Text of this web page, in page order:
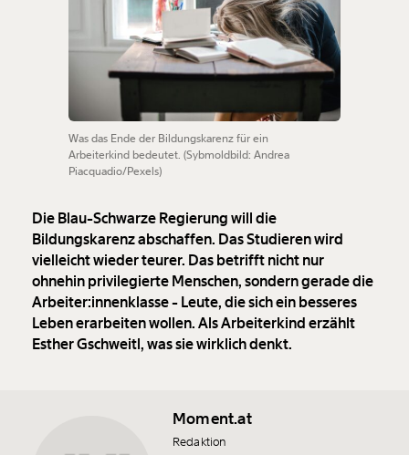
Was das Ende der Bildungskarenz für ein
Arbeiterkind bedeutet. (Sybmoldbild: Andrea
Piacquadio/Pexels)
Die Blau-Schwarze Regierung will die
Bildungskarenz abschaffen. Das Studieren wird
vielleicht wieder teurer. Das betrifft nicht nur
ohnehin privilegierte Menschen, sondern gerade die
Arbeiter:innenklasse - Leute, die sich ein besseres
Leben erarbeiten wollen. Als Arbeiterkind erzählt
Esther Gschweitl, was sie wirklich denkt.
Moment.at
Redaktion